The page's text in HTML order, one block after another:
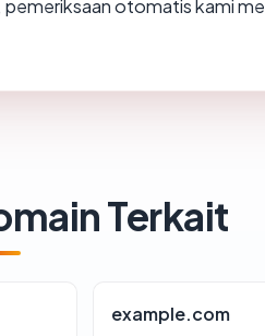
pemeriksaan otomatis kami
Terkait
example.com